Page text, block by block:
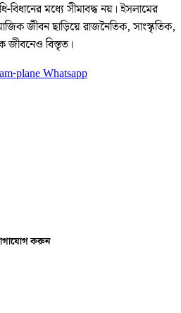
মধ্যে সীমাবদ্ধ নয়। ইসলামের
জীবন ছাড়িয়ে রাজনৈতিক, সাংস্কৃতিক,
জীবনেও বিস্তৃত।
planeWhatsapp
করুন